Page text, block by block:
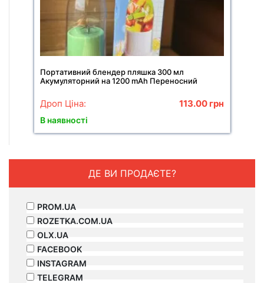
Портативний блендер пляшка 300 мл
Акумуляторний на 1200 mAh Переносний
Дроп Ціна: 113.00 грн
В наявності
ДЕ ВИ ПРОДАЄТЕ?
PROM.UA
ROZETKA.COM.UA
OLX.UA
FACEBOOK
INSTAGRAM
TELEGRAM